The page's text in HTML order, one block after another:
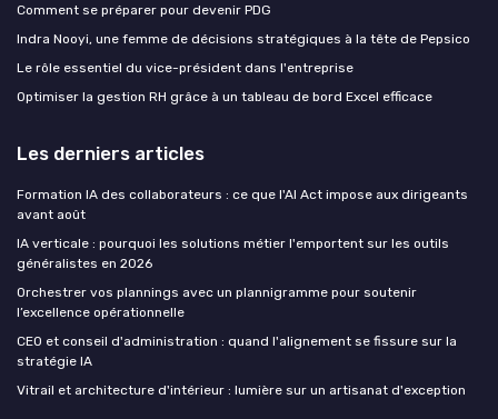
Comment se préparer pour devenir PDG
Indra Nooyi, une femme de décisions stratégiques à la tête de Pepsico
Le rôle essentiel du vice-président dans l'entreprise
Optimiser la gestion RH grâce à un tableau de bord Excel efficace
Les derniers articles
Formation IA des collaborateurs : ce que l'AI Act impose aux dirigeants
avant août
IA verticale : pourquoi les solutions métier l'emportent sur les outils
généralistes en 2026
Orchestrer vos plannings avec un plannigramme pour soutenir
l’excellence opérationnelle
CEO et conseil d'administration : quand l'alignement se fissure sur la
stratégie IA
Vitrail et architecture d'intérieur : lumière sur un artisanat d'exception